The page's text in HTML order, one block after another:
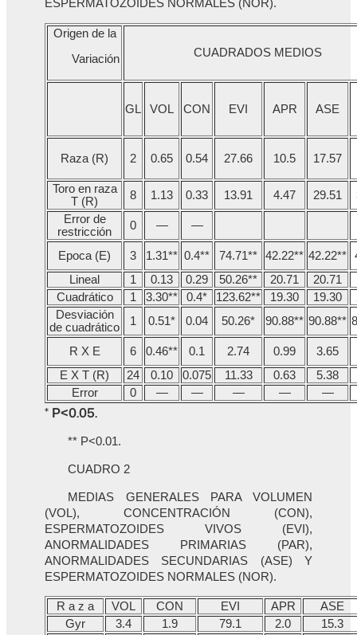
ESPERMATOZOIDES NORMALES (NOR).
Origen de la
Variación
CUADRADOS MEDIOS
GL VOL CON EVI APR ASE
Raza (R) 2 0.65 0.54 27.66 10.5 17.57
Toro en raza
T (R)
8 1.13 0.33 13.91 4.47 29.51
Error de
restricción
0 — —
Epoca (E) 3 1.31** 0.4** 74.71** 42.22** 42.22**
Lineal
1 0.13 0.29 50.26** 20.71 20.71
Cuadrático
1 3.30** 0.4* 123.62** 19.30 19.30
Desviación
de cuadrático
1 0.51* 0.04 50.26* 90.88** 90.88**
R X E 6 0.46** 0.1 2.74 0.99
3.65
E X T (R)
24 0.10 0.075 11.33 0.63
5.38
Error
0 — — — — —
* P<0.05.
** P<0.01.
CUADRO 2
MEDIAS GENERALES PARA VOLUMEN
(VOL), CONCENTRACIÓN (CON),
ESPERMATOZOIDES VIVOS (EVI),
ANORMALIDADES PRIMARIAS (PAR),
ANORMALIDADES SECUNDARIAS (ASE) Y
ESPERMATOZOIDES NORMALES (NOR).
R a z a VOL CON EVI APR
ASE
Gyr
3.4 1.9 79.1 2.0
15.3